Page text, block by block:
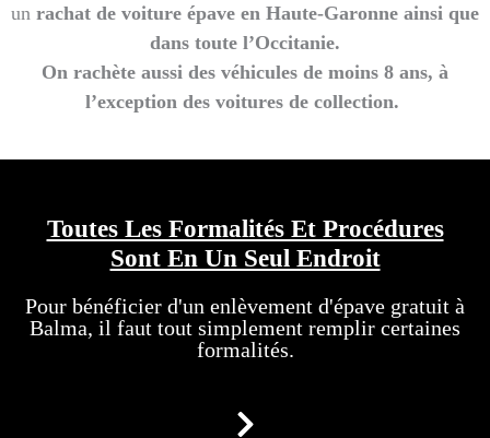
un rachat de voiture épave en Haute-Garonne ainsi que
dans toute l’Occitanie.
On rachète aussi des véhicules de moins 8 ans, à
l’exception des voitures de collection.
Toutes Les Formalités Et Procédures
Sont En Un Seul Endroit
Pour bénéficier d'un enlèvement d'épave gratuit à
Balma, il faut tout simplement remplir certaines
formalités.